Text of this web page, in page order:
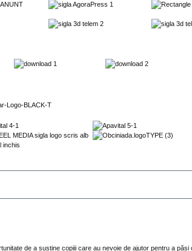
de a susține copiii care au nevoie de ajutor pentru a păși